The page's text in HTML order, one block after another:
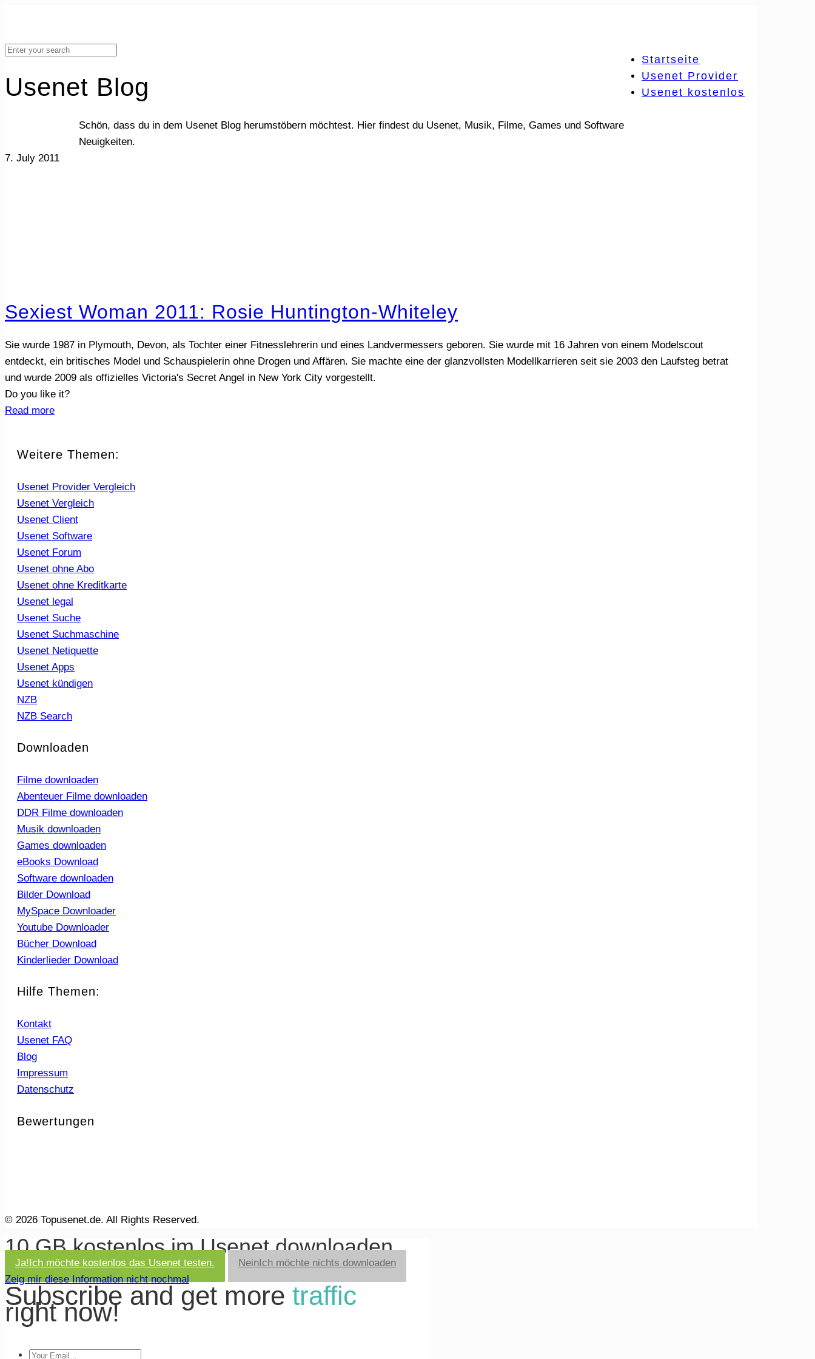
Startseite
Usenet Provider
Usenet kostenlos
Usenet Blog
Schön, dass du in dem Usenet Blog herumstöbern möchtest. Hier findest du Usenet, Musik, Filme, Games und Software
Neuigkeiten.
7. July 2011
Sexiest Woman 2011: Rosie Huntington-Whiteley
Sie wurde 1987 in Plymouth, Devon, als Tochter einer Fitnesslehrerin und eines Landvermessers geboren. Sie wurde mit 16 Jahren von einem Modelscout
entdeckt, ein britisches Model und Schauspielerin ohne Drogen und Affären. Sie machte eine der glanzvollsten Modellkarrieren seit sie 2003 den Laufsteg betrat
und wurde 2009 als offizielles Victoria's Secret Angel in New York City vorgestellt.
Do you like it?
Read more
Weitere Themen:
Usenet Provider Vergleich
Usenet Vergleich
Usenet Client
Usenet Software
Usenet Forum
Usenet ohne Abo
Usenet ohne Kreditkarte
Usenet legal
Usenet Suche
Usenet Suchmaschine
Usenet Netiquette
Usenet Apps
Usenet kündigen
NZB
NZB Search
Downloaden
Filme downloaden
Abenteuer Filme downloaden
DDR Filme downloaden
Musik downloaden
Games downloaden
eBooks Download
Software downloaden
Bilder Download
MySpace Downloader
Youtube Downloader
Bücher Download
Kinderlieder Download
Hilfe Themen:
Kontakt
Usenet FAQ
Blog
Impressum
Datenschutz
Bewertungen
© 2026 Topusenet.de. All Rights Reserved.
10 GB kostenlos im Usenet downloaden
Ja!Ich möchte kostenlos das Usenet testen. NeinIch möchte nichts downloaden
Zeig mir diese Information nicht nochmal
Subscribe and get more traffic
right now!